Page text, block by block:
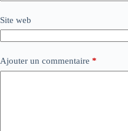
Site web
Ajouter un commentaire *